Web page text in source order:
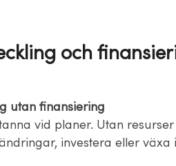
och
utan finansiering
vid planer. Utan
investera eller växa